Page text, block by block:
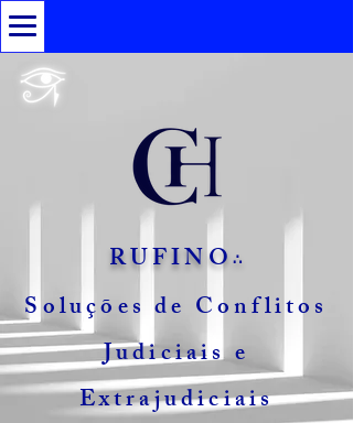
RUFINO ∴
Soluções de Conflitos
Judiciais e
Extrajudiciais